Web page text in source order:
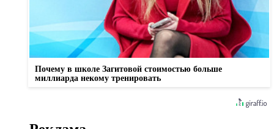
Почему в школе Загитовой стоимостью больше
миллиарда некому тренировать